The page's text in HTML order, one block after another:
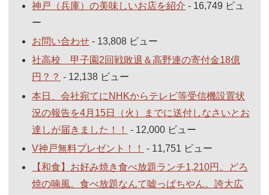
神戸（兵庫）の美味しいお店を紹介 - 16,749 ビュ
ー
お問い合わせ - 13,808 ビュー
社高校 甲子園2回戦敗退＆高野連の寄付金18億
円？？ - 12,138 ビュー
本日、会社宛てにNHKからテレビ等受信機設置状
況の報告を4月15日（火）までに送付しなさいとお
達しが届きました！！
- 12,000 ビュー
V神戸無料プレゼント！！
- 11,751 ビュー
【和食】お好み焼き食べ放題ランチ1,210円。どろ
焼の喃風。食べ放題なんて嘘っぱちやん。誇大広